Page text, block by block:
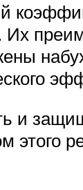
Их
и